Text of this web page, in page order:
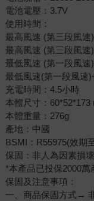
電池電壓：3.7V
使用時間：
最高風速 (第三段風速
最高風速 (第三段風速
最低風速 (第一段風速
最低風速(第一段風速
充電時間：4.5小時
本體尺寸：60*52*173
本體重量：276g
產地：中國
BSMI：R55975(效期
保固：非人為因素損
*本產品已投保2000萬
保固及注意事項：
一、商品保固方式→